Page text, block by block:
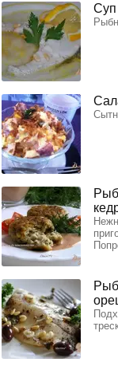
Суп